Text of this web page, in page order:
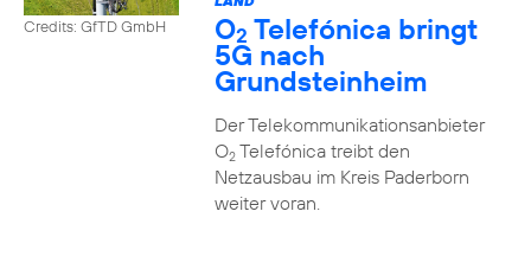
Credits: GfTD GmbH O2 Telefónica bringt
5G nach
Grundsteinheim
Der Telekommunikationsanbieter
O2Telefónica treibt den
Netzausbau im Kreis Paderborn
weiter voran.